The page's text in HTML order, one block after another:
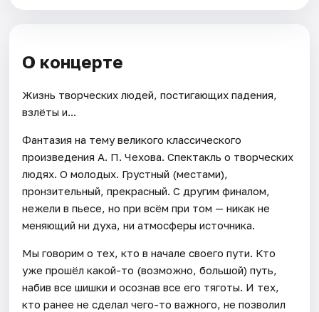
О концерте
Жизнь творческих людей, постигающих падения,
взлёты и...
Фантазия на тему великого классического
произведения А. П. Чехова. Спектакль о творческих
людях. О молодых. Грустный (местами),
пронзительный, прекрасный. С другим финалом,
нежели в пьесе, но при всём при том — никак не
меняющий ни духа, ни атмосферы источника.
Мы говорим о тех, кто в начале своего пути. Кто
уже прошёл какой-то (возможно, большой) путь,
набив все шишки и осознав все его тяготы. И тех,
кто ранее не сделал чего-то важного, не позволил